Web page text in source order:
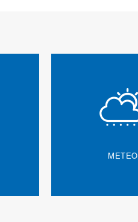
METEO